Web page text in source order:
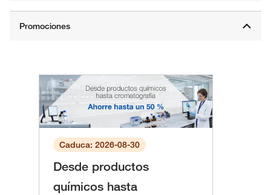
Caduca: 2026-08-30
Desde productos
químicos hasta